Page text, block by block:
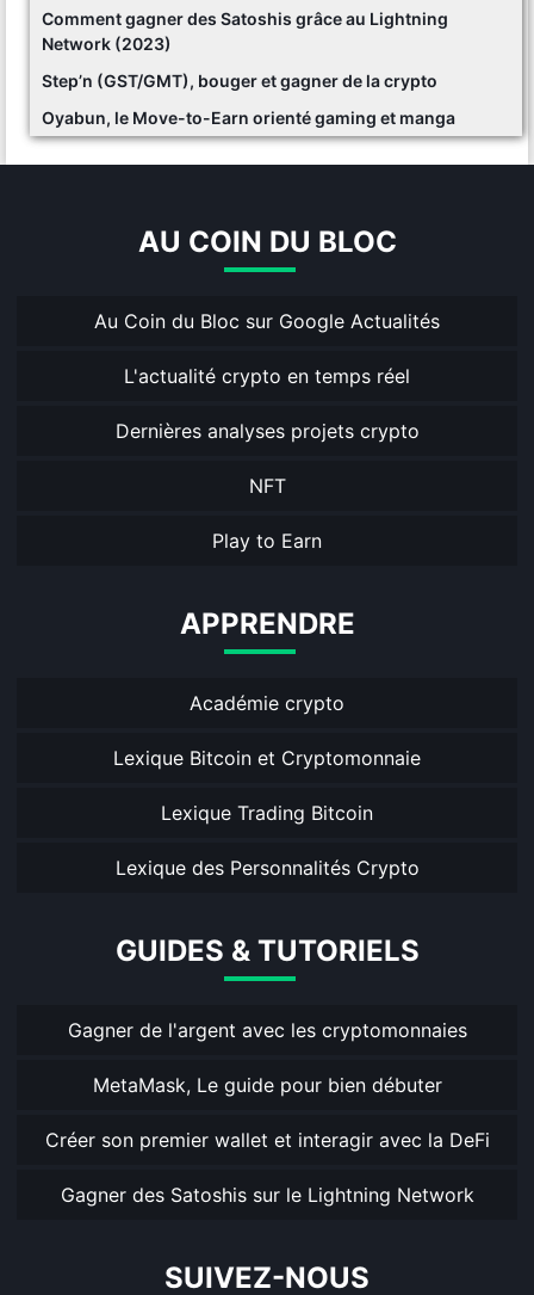
Comment gagner des Satoshis grâce au Lightning
Network (2023)
Step’n (GST/GMT), bouger et gagner de la crypto
Oyabun, le Move-to-Earn orienté gaming et manga
AU COIN DU BLOC
Au Coin du Bloc sur Google Actualités
L'actualité crypto en temps réel
Dernières analyses projets crypto
NFT
Play to Earn
APPRENDRE
Académie crypto
Lexique Bitcoin et Cryptomonnaie
Lexique Trading Bitcoin
Lexique des Personnalités Crypto
GUIDES & TUTORIELS
Gagner de l'argent avec les cryptomonnaies
MetaMask, Le guide pour bien débuter
Créer son premier wallet et interagir avec la DeFi
Gagner des Satoshis sur le Lightning Network
SUIVEZ-NOUS